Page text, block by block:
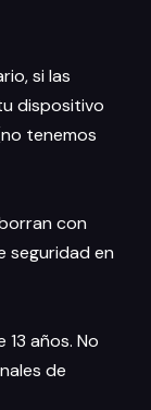
si las
dispositivo
tenemos
con
seguridad en
años. No
de